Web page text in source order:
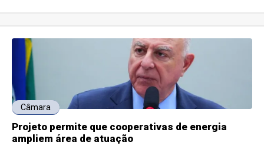
Câmara
Projeto permite que cooperativas de energia
ampliem área de atuação